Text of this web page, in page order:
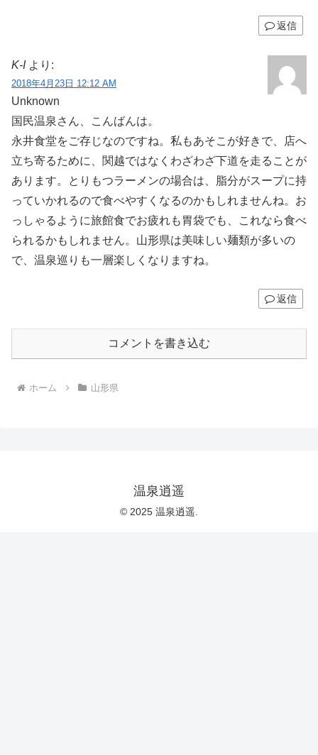
返信
K-I より:
2018年4月23日 12:12 AM
Unknown
国民温泉さん、こんばんは。
永井食堂をご存じなのですね。私もあそこが好きで、店へ
立ち寄るために、関越ではなくわざわざ下道を走ることが
あります。とりもつラーメンの場合は、脂分がスープに持
っていかれるので食べやすくなるのかもしれませんね。お
っしゃるように旅館食でお疲れも胃袋でも、これなら食べ
られるかもしれません。山形県は美味しい麺類が多いの
で、温泉巡りも一層楽しくなりますね。
返信
コメントを書き込む
ホーム 山形県
温泉逍遥
© 2025 温泉逍遥.